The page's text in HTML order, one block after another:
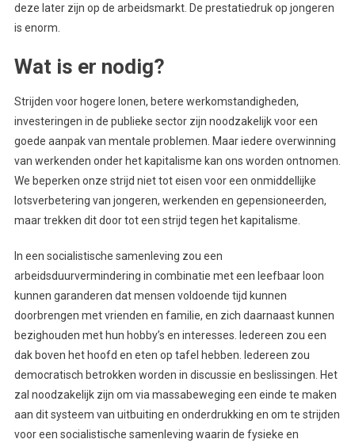
deze later zijn op de arbeidsmarkt. De prestatiedruk op jongeren
is enorm.
Wat is er nodig?
Strijden voor hogere lonen, betere werkomstandigheden,
investeringen in de publieke sector zijn noodzakelijk voor een
goede aanpak van mentale problemen. Maar iedere overwinning
van werkenden onder het kapitalisme kan ons worden ontnomen.
We beperken onze strijd niet tot eisen voor een onmiddellijke
lotsverbetering van jongeren, werkenden en gepensioneerden,
maar trekken dit door tot een strijd tegen het kapitalisme.
In een socialistische samenleving zou een
arbeidsduurvermindering in combinatie met een leefbaar loon
kunnen garanderen dat mensen voldoende tijd kunnen
doorbrengen met vrienden en familie, en zich daarnaast kunnen
bezighouden met hun hobby’s en interesses. Iedereen zou een
dak boven het hoofd en eten op tafel hebben. Iedereen zou
democratisch betrokken worden in discussie en beslissingen. Het
zal noodzakelijk zijn om via massabeweging een einde te maken
aan dit systeem van uitbuiting en onderdrukking en om te strijden
voor een socialistische samenleving waarin de fysieke en